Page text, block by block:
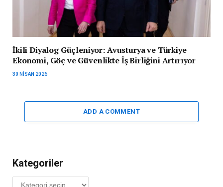
İkili Diyalog Güçleniyor: Avusturya ve Türkiye
Ekonomi, Göç ve Güvenlikte İş Birliğini Artırıyor
30 NISAN 2026
ADD A COMMENT
Kategoriler
Kategoriler